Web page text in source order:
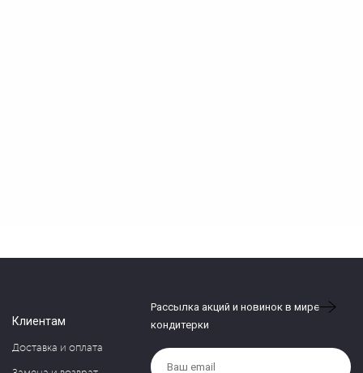
Клиентам
Доставка и оплата
Рассылка акций и новинок в мире
кондитерки